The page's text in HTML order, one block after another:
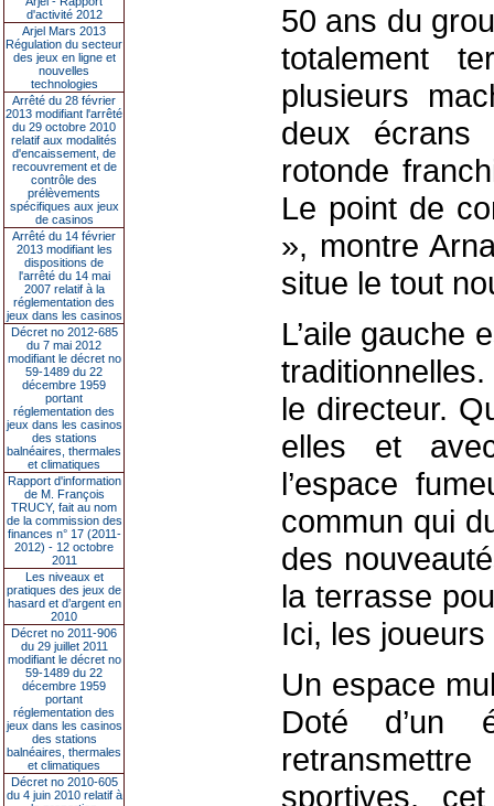
d'activité 2012
Arjel Mars 2013
Régulation du secteur
des jeux en ligne et
nouvelles
technologies
Arrêté du 28 février
2013 modifiant l'arrêté
du 29 octobre 2010
relatif aux modalités
d'encaissement, de
recouvrement et de
contrôle des
prélèvements
spécifiques aux jeux
de casinos
Arrêté du 14 février
2013 modifiant les
dispositions de
l'arrêté du 14 mai
2007 relatif à la
réglementation des
jeux dans les casinos
Décret no 2012-685
du 7 mai 2012
modifiant le décret no
59-1489 du 22
décembre 1959
portant
réglementation des
jeux dans les casinos
des stations
balnéaires, thermales
et climatiques
Rapport d'information
de M. François
TRUCY, fait au nom
de la commission des
finances n° 17 (2011-
2012) - 12 octobre
2011
Les niveaux et
pratiques des jeux de
hasard et d’argent en
2010
Décret no 2011-906
du 29 juillet 2011
modifiant le décret no
59-1489 du 22
décembre 1959
portant
réglementation des
jeux dans les casinos
des stations
balnéaires, thermales
et climatiques
Décret no 2010-605
du 4 juin 2010 relatif à
50 ans du
totalement
plusieurs
deux écrans
rotonde
Le point de
», montre
situe le tout
L’aile gauche
le directeur.
elles et
l’espace
commun qui
des
la terrasse
Ici, les
Un espace
Doté d’un
sportives,